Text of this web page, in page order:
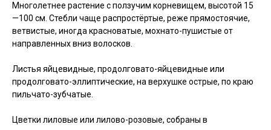
Многолетнее растение с ползучим корневищем, высотой 15
—100 см. Стебли чаще распростёртые, реже прямостоячие,
ветвистые, иногда красноватые, мохнато-пушистые от
направленных вниз волосков.
Листья яйцевидные, продолговато-яйцевидные или
продолговато-эллиптические, на верхушке острые, по краю
пильчато-зубчатые.
Цветки лиловые или лилово-розовые, собраны в